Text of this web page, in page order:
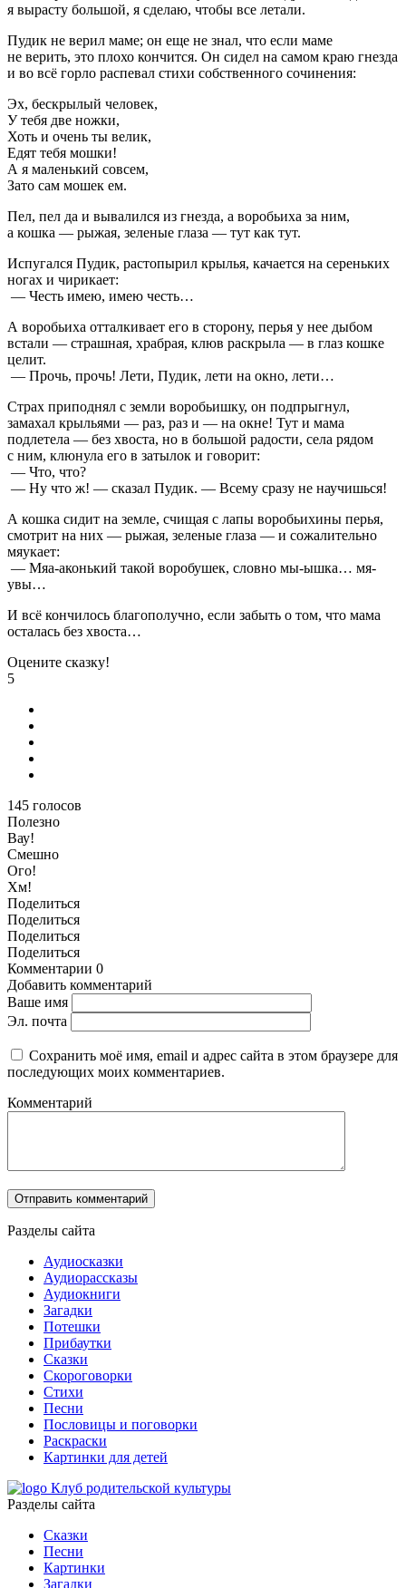
я вырасту большой, я сделаю, чтобы все летали.
Пудик не верил маме; он еще не знал, что если маме
не верить, это плохо кончится. Он сидел на самом краю гнезда
и во всё горло распевал стихи собственного сочинения:
Эх, бескрылый человек,
У тебя две ножки,
Хоть и очень ты велик,
Едят тебя мошки!
А я маленький совсем,
Зато сам мошек ем.
Пел, пел да и вывалился из гнезда, а воробьиха за ним,
а кошка — рыжая, зеленые глаза — тут как тут.
Испугался Пудик, растопырил крылья, качается на сереньких
ногах и чирикает:
— Честь имею, имею честь…
А воробьиха отталкивает его в сторону, перья у нее дыбом
встали — страшная, храбрая, клюв раскрыла — в глаз кошке
целит.
— Прочь, прочь! Лети, Пудик, лети на окно, лети…
Страх приподнял с земли воробьишку, он подпрыгнул,
замахал крыльями — раз, раз и — на окне! Тут и мама
подлетела — без хвоста, но в большой радости, села рядом
с ним, клюнула его в затылок и говорит:
— Что, что?
— Ну что ж! — сказал Пудик. — Всему сразу не научишься!
А кошка сидит на земле, счищая с лапы воробьихины перья,
смотрит на них — рыжая, зеленые глаза — и сожалительно
мяукает:
— Мяа-аконький такой воробушек, словно мы-ышка… мя-
увы…
И всё кончилось благополучно, если забыть о том, что мама
осталась без хвоста…
Оцените сказку!
5
145 голосов
Полезно
Вау!
Смешно
Ого!
Хм!
Поделиться
Поделиться
Поделиться
Поделиться
Комментарии 0
Добавить комментарий
Ваше имя
Эл. почта
Сохранить моё имя, email и адрес сайта в этом браузере для
последующих моих комментариев.
Комментарий
Разделы сайта
Аудиосказки
Аудиорассказы
Аудиокниги
Загадки
Потешки
Прибаутки
Сказки
Скороговорки
Стихи
Песни
Пословицы и поговорки
Раскраски
Картинки для детей
Клуб родительской культуры
Разделы сайта
Сказки
Песни
Картинки
Загадки